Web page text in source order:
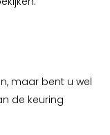
maar bent u wel
de keuring